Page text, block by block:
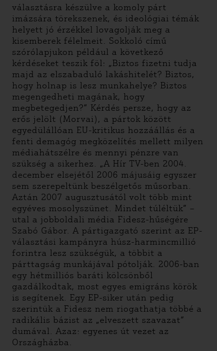
választásra készülve a komoly párt
imázsára törekszenek, és ideológiai témák
helyett jó érzékkel lovagolják meg a
kisemberek félelmeit. Sokkoló című
szórólapjukon például a következő
kérdéseket teszik föl: „Biztos fizetni tudja
majd az elszabaduló lakáshitelét? Biztos,
hogy holnap is lesz munkahelye? Biztos
megengedheti magának, hogy
megbetegedjen?” Kérdés persze, hogy az
erős jelölt (Morvai), a pártok között
egyedülállóan EU-kritikus hozzáállás és a
fenti demagóg megközelítés mellett milyen
médiahátszélre és mennyi pénzre van
szükség a sikerhez. „A Hír TV-ben 2004.
december elsejétől 2006 májusáig egyszer
sem szerepeltünk beszélgetős műsorban.
Aztán 2007 augusztusától volt több mint
egyéves mosolyszünet. Mindet túléltük” –
utal a jobboldali média Fidesz-hűségére
Szabó Gábor. A pártigazgató szerint az EP-
választási kampányra húsz-harmincmillió
forintra lesz szükségük, a többit a
párttagság munkájával pótolják. 2006-ban
egy hétmilliós baráti kölcsönből
gazdálkodtak, most egyes emigráns körök
is segítenek. Egy EP-siker után pedig
szerintük a Fidesz nem riogathatja többé a
radikális bázist az „elveszett szavazat”
dumával. Azaz: egyenes út vezet az
Országházba.